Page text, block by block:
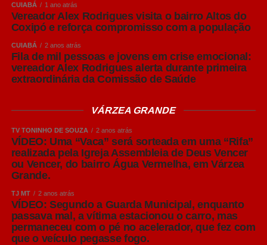
enfrentam limitações estruturais e altos custos para
adequações completas, Amaral destacou que é possível
adotar medidas de manejo capazes de reduzir
significativamente os riscos sanitários.
Entre elas está a produção em lotes, organizando grupos
durante cada fase produtiva, respeitando o sistema “todos
vazio sanitário entre os lotes, permitindo a limpeza,
desinfecção e quebra do ciclo de transmissão de agentes
causadores de doenças.
“Nem sempre é possível construir novas instalações
imediatamente. Mas, mesmo em estruturas existentes, o
produtor pode organizar os animais em lotes, manter
grupos da mesma idade nas mesmas salas e realizar o
CUIABÁ 1 ano atrás
Vereador Alex Rodrigues visita o bairro Altos do
Coxipó e reforça compromisso com a população
CUIABÁ 2 anos atrás
Fila de mil pessoas e jovens em crise emocional:
vereador Alex Rodrigues alerta durante primeira
extraordinária da Comissão de Saúde
VÁRZEA GRANDE
TV TONINHO DE SOUZA 2 anos atrás
VÍDEO: Uma “Vaca” será sorteada em uma “Rifa”
realizada pela Igreja Assembleia de Deus Vencer
ou Vencer, do bairro Água Vermelha, em Várzea
Grande.
TJ MT 2 anos atrás
VÍDEO: Segundo a Guarda Municipal, enquanto
passava mal, a vítima estacionou o carro, mas
permaneceu com o pé no acelerador, que fez com
que o veículo pegasse fogo.